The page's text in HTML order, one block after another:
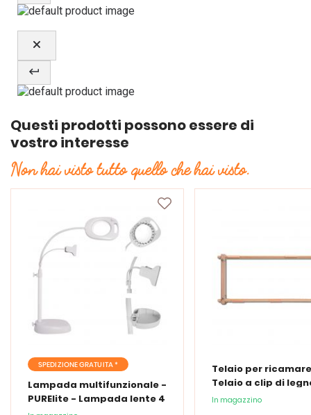
Questi prodotti possono essere di
vostro interesse
Non hai visto tutto quello che hai visto.
SPEDIZIONE GRATUITA *
Lampada multifunzionale -
PURElite - Lampada lente 4
in 1
Telaio per
Telaio a clip di
In magazzino